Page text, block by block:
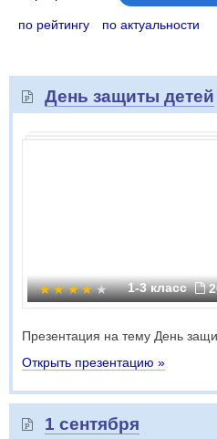
по рейтингу по актуальности
День защиты детей
1-3 класс
Презентация на тему День
Открыть презентацию »
1 сентября